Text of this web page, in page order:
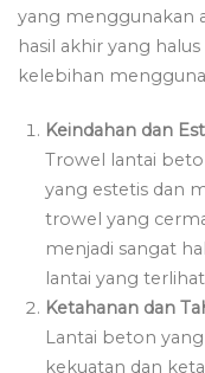
yang menggunakan
hasil akhir yang
kelebihan
Keindahan dan
Trowel lantai
yang estetis dan
trowel yang
menjadi sangat
lantai yang
Ketahanan dan
Lantai beton
kekuatan dan